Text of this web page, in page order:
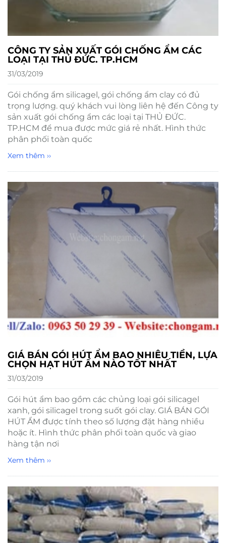
CÔNG TY SẢN XUẤT GÓI CHỐNG ẨM CÁC
LOẠI TẠI THỦ ĐỨC. TP.HCM
31/03/2019
Gói chống ẩm silicagel, gói chống ẩm clay có đủ
trọng lượng. quý khách vui lòng liên hệ đến Công ty
sản xuất gói chống ẩm các loại tại THỦ ĐỨC.
TP.HCM để mua được mức giá rẻ nhất. Hình thức
phân phối toàn quốc
Xem thêm ››
GIÁ BÁN GÓI HÚT ẨM BAO NHIÊU TIỀN, LỰA
CHỌN HẠT HÚT ẨM NÀO TỐT NHẤT
31/03/2019
Gói hút ẩm bao gồm các chủng loại gói silicagel
xanh, gói silicagel trong suốt gói clay. GIÁ BÁN GÓI
HÚT ẨM được tính theo số lượng đặt hàng nhiều
hoặc ít. Hình thức phân phối toàn quốc và giao
hàng tận nơi
Xem thêm ››